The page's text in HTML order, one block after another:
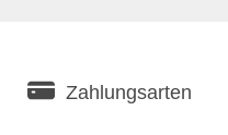
Zahlungsarten